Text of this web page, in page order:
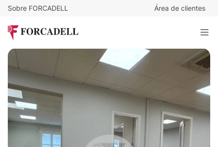
Sobre FORCADELL Área de clientes
TRAFALGAR. CENTRO BARCELONA
97 m²